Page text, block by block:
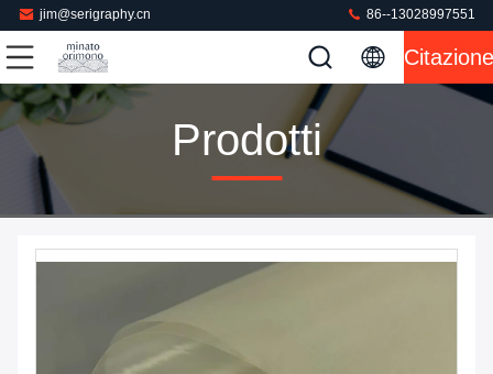
jim@serigraphy.cn 86--13028997551
Citazione
Prodotti